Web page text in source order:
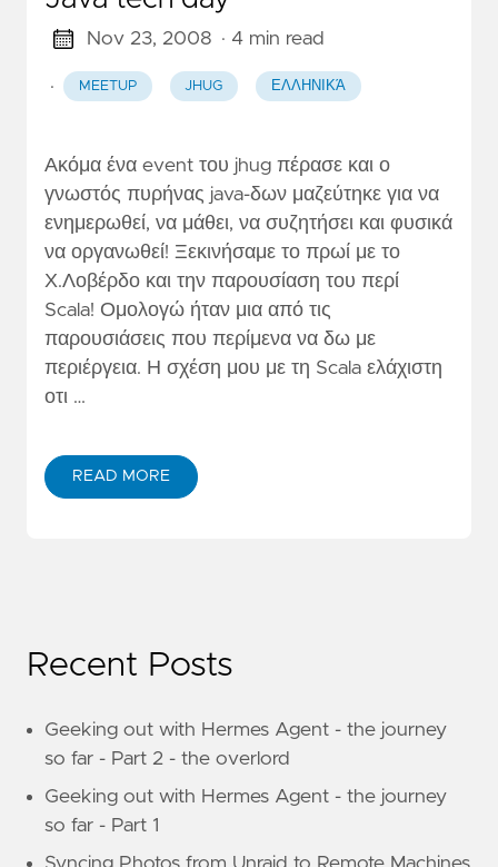
Nov 23, 2008 · 4 min read
· MEETUP JHUG ΕΛΛΗΝΙΚΆ
Ακόμα ένα event του jhug πέρασε και ο
γνωστός πυρήνας java-δων μαζεύτηκε για να
ενημερωθεί, να μάθει, να συζητήσει και φυσικά
να οργανωθεί! Ξεκινήσαμε το πρωί με το
Χ.Λοβέρδο και την παρουσίαση του περί
Scala! Ομολογώ ήταν μια από τις
παρουσιάσεις που περίμενα να δω με
περιέργεια. Η σχέση μου με τη Scala ελάχιστη
οτι …
READ MORE
Recent Posts
Geeking out with Hermes Agent - the journey
so far - Part 2 - the overlord
Geeking out with Hermes Agent - the journey
so far - Part 1